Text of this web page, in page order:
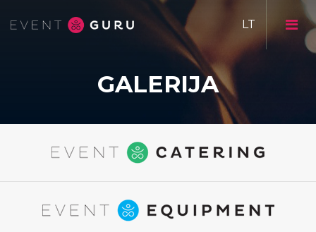
Event CATERING
Event EQUIPMENT
Event PLACES
Event Equipment galerija
GALERIJA